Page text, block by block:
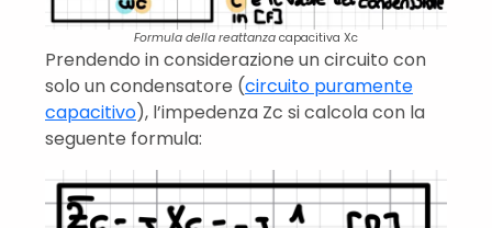
Formula della reattanza capacitiva Xc
Prendendo in considerazione un circuito con
solo un condensatore (circuito puramente
capacitivo), l’impedenza Zc si calcola con la
seguente formula: